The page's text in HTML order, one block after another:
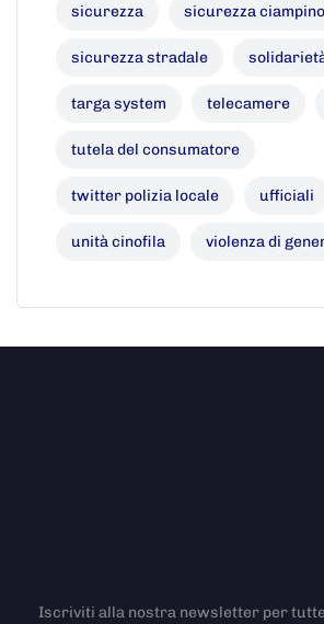
sicurezza sicurezza ciampino
sicurezza stradale
targa system telecamere
tutela del consumatore
twitter polizia locale ufficiali
unità cinofila violenza di
Iscriviti alla nostra newsletter per